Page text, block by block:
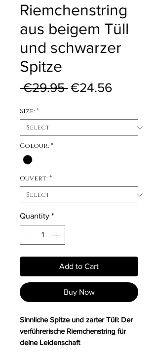
Riemchenstring
aus beigem Tüll
und schwarzer
Spitze
€29.95 Regular Price
€24.56
Size: *
Colour: *
Ouvert: *
Quantity *
Add to Cart
Buy Now
Sinnliche Spitze und zarter Tüll: Der
verführerische Riemchenstring für
deine Leidenschaft